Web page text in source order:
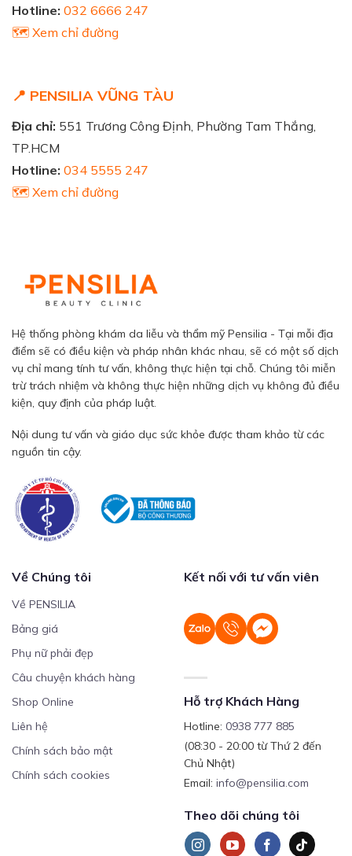
Hotline: 032 6666 247
🗺️ Xem chỉ đường
📍 PENSILIA VŨNG TÀU
Địa chỉ: 551 Trương Công Định, Phường Tam Thắng,
TP.HCM
Hotline: 034 5555 247
🗺️ Xem chỉ đường
Hệ thống phòng khám da liễu và thẩm mỹ Pensilia - Tại mỗi địa
điểm sẽ có điều kiện và pháp nhân khác nhau, sẽ có một số dịch
vụ chỉ mang tính tư vấn, không thực hiện tại chỗ. Chúng tôi miễn
trừ trách nhiệm và không thực hiện những dịch vụ không đủ điều
kiện, quy định của pháp luật.
Nội dung tư vấn và giáo dục sức khỏe được tham khảo từ các
nguồn tin cậy.
Về Chúng tôi
Về PENSILIA
Bảng giá
Phụ nữ phải đẹp
Câu chuyện khách hàng
Shop Online
Liên hệ
Chính sách bảo mật
Chính sách cookies
Kết nối với tư vấn viên
Hỗ trợ Khách Hàng
Hotline: 0938 777 885
(08:30 - 20:00 từ Thứ 2 đến
Chủ Nhật)
Email: info@pensilia.com
Theo dõi chúng tôi